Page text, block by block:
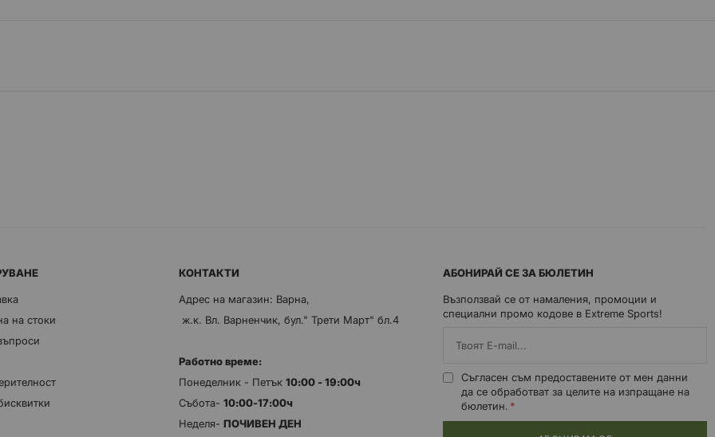
на стоки
КОНТАКТИ
Адрес на магазин: Варна,
ж.к. Вл. Варненчик, бул." Трети Март" бл.4
Работно време:
Понеделник - Петък 10:00 - 19:00ч
Събота- 10:00-17:00ч
Неделя- ПОЧИВЕН ДЕН
АБОНИРАЙ СЕ ЗА БЮЛЕТИН
Възползвай се от намаления, промоции и
специални промо кодове в Extreme Sports!
Съгласен съм предоставените от мен данни
да се обработват за целите на изпращане на
бюлетин.